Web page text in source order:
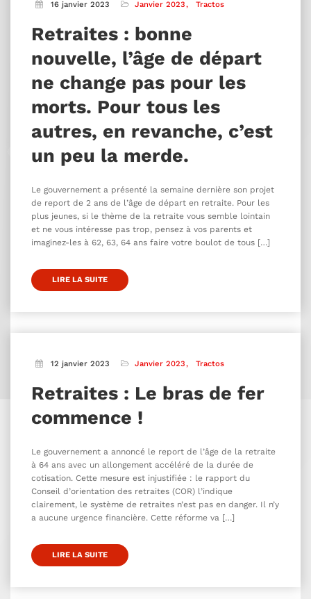
16 janvier 2023 Janvier 2023 Tractos
Retraites : bonne
nouvelle, l’âge de départ
ne change pas pour les
morts. Pour tous les
autres, en revanche, c’est
un peu la merde.
Le gouvernement a présenté la semaine dernière son projet
de report de 2 ans de l’âge de départ en retraite. Pour les
plus jeunes, si le thème de la retraite vous semble lointain
et ne vous intéresse pas trop, pensez à vos parents et
imaginez-les à 62, 63, 64 ans faire votre boulot de tous […]
LIRE LA SUITE
12 janvier 2023 Janvier 2023 Tractos
Retraites : Le bras de fer
commence !
Le gouvernement a annoncé le report de l’âge de la retraite
à 64 ans avec un allongement accéléré de la durée de
cotisation. Cette mesure est injustifiée : le rapport du
Conseil d’orientation des retraites (COR) l’indique
clairement, le système de retraites n’est pas en danger. Il n’y
a aucune urgence financière. Cette réforme va […]
LIRE LA SUITE